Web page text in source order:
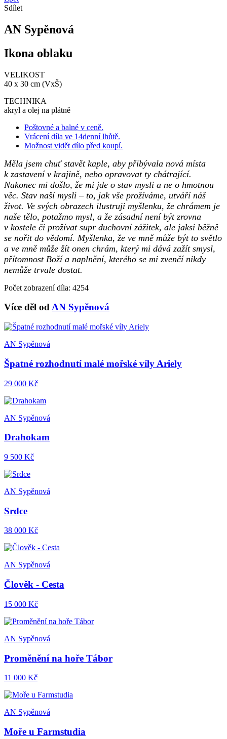
Sdílet
AN Sypěnová
Ikona oblaku
VELIKOST
40 x 30 cm (VxŠ)
TECHNIKA
akryl a olej na plátně
Poštovné a balné v ceně.
Vrácení díla ve 14denní lhůtě.
Možnost vidět dílo před koupí.
Měla jsem chuť stavět kaple, aby přibývala nová místa
k zastavení v krajině, nebo opravovat ty chátrající.
Nakonec mi došlo, že mi jde o stav mysli a ne o hmotnou
věc. Stav naší mysli – to, jak vše prožíváme, utváří náš
život. Ve svých obrazech ilustruji myšlenku, že chrámem je
naše tělo, potažmo mysl, a že zásadní není být zrovna
v kostele či prožívat supr duchovní zážitek, ale jaksi běžně
se nořit do vědomí. Myšlenka, že ve mně může být to světlo
a ve mně může žít onen chrám, který mi dává zažít smysl,
přítomnost Boží a naplnění, kterého se mi zvenčí nikdy
nemůže trvale dostat.
Počet zobrazení díla: 4254
Více děl odAN Sypěnová
AN Sypěnová
Špatné rozhodnutí malé mořské víly Ariely
29 000 Kč
AN Sypěnová
Drahokam
9 500 Kč
AN Sypěnová
Srdce
38 000 Kč
AN Sypěnová
Člověk - Cesta
15 000 Kč
AN Sypěnová
Proměnění na hoře Tábor
11 000 Kč
AN Sypěnová
Moře u Farmstudia